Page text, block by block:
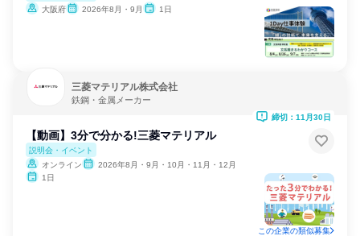
大阪府
2026年8月・9月 1日
三菱マテリアル株式会社
鉄鋼・金属メーカー
【動画】3分で分かる!三菱マテリアル
説明会・イベント
オンライン
2026年8月・9月・10月・11月・12月
1日
締切：11月30日
この企業の類似募集